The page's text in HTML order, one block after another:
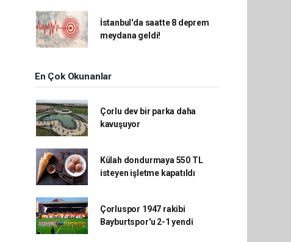
İstanbul'da saatte 8 deprem
meydana geldi!
En Çok Okunanlar
Çorlu dev bir parka daha
kavuşuyor
Külah dondurmaya 550 TL
isteyen işletme kapatıldı
Çorluspor 1947 rakibi
Bayburtspor'u 2-1 yendi